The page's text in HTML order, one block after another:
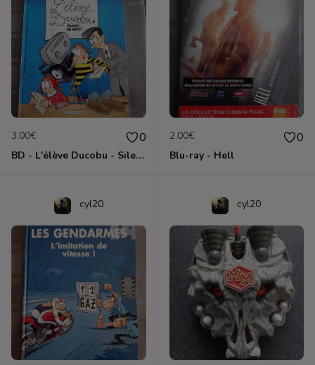
3.00€ 0
BD - L'élève Ducobu - Silence, on copie
2.00€ 0
Blu-ray - Hell
cyl20 cyl20